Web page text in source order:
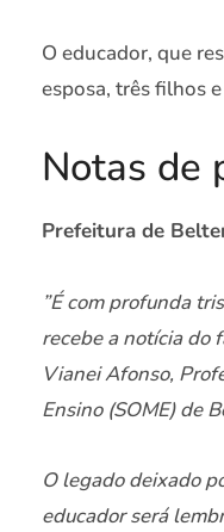
O educador, que
esposa, três filhos
Notas de
Prefeitura de
”É com profunda
recebe a notícia do
Vianei Afonso,
Ensino (SOME) de
O legado deixado
educador será